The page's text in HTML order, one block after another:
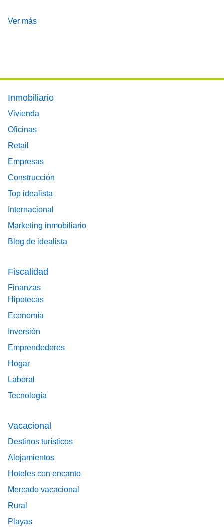
Ver más
Footer main menu
Inmobiliario
Vivienda
Oficinas
Retail
Empresas
Construcción
Top idealista
Internacional
Marketing inmobiliario
Blog de idealista
Fiscalidad
Finanzas
Hipotecas
Economía
Inversión
Emprendedores
Hogar
Laboral
Tecnología
Vacacional
Destinos turísticos
Alojamientos
Hoteles con encanto
Mercado vacacional
Rural
Playas